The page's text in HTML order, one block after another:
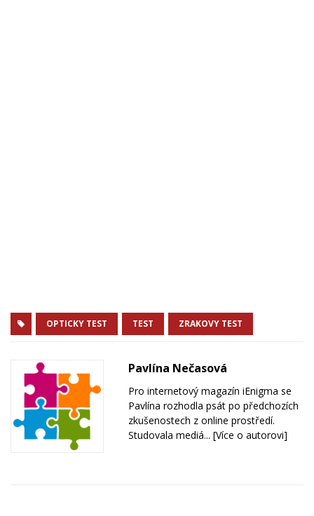
OPTICKY TEST TEST ZRAKOVY TEST
Pavlína Nečasová
Pro internetový magazín iEnigma se
Pavlína rozhodla psát po předchozích
zkušenostech z online prostředí.
Studovala mediá... [Více o autorovi]